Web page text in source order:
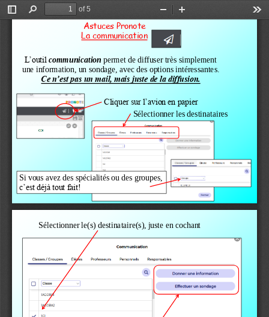
Toggle
Find
of 5
Zoom
Astuces Pronote
La communication
L’outil communication permet de diffuser très simplement
une information, un sondage, avec des options intéressantes.
Ce n’est pas un mail, mais juste de la diffusion.
Cliquer sur l’avion en papier
Sélectionner les destinataires
Si vous avez des spécialités ou des groupes,
c’est déjà tout fait!
Sélectionner le(s) destinataire(s), juste en cochant